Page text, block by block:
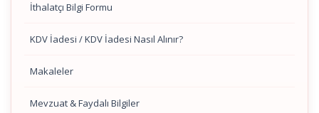
İthalatçı Bilgi Formu
KDV İadesi / KDV İadesi Nasıl Alınır?
Makaleler
Mevzuat & Faydalı Bilgiler